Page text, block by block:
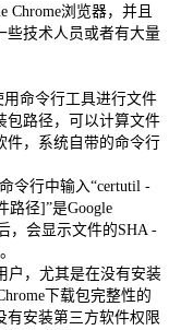
Chrome浏览器，并且
些技术人员或者有大量
用命令行工具进行文件
包路径，可以计算文件
件，系统自带的命令行
令行中输入“certutil -
路径]”是Google
，会显示文件的SHA -
户，尤其是在没有安装
下载包完整性的
有安装第三方软件权限